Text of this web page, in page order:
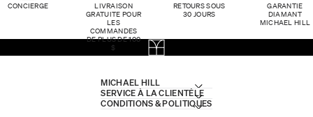
CONCIERGE
LIVRAISON
GRATUITE POUR
LES
COMMANDES
DE PLUS DE 100
$
RETOURS SOUS
30 JOURS
GARANTIE
DIAMANT
MICHAEL HILL
MICHAEL HILL
SERVICE À LA CLIENTÈLE
CONDITIONS & POLITIQUES